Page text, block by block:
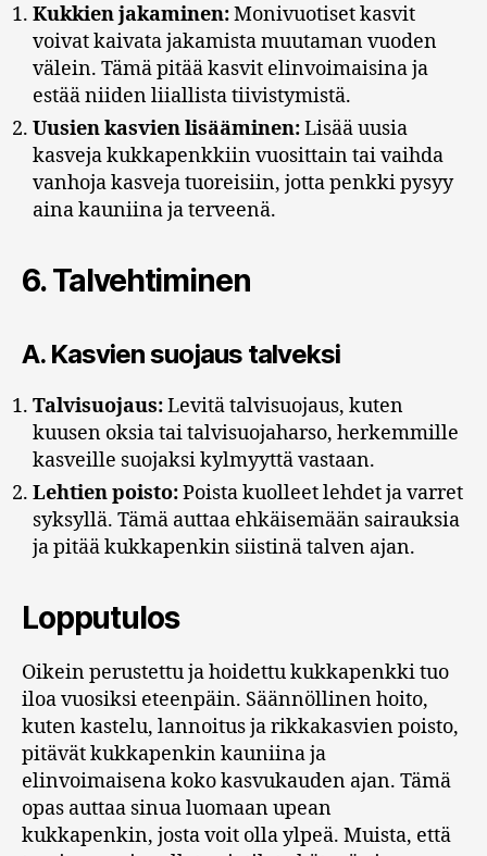
Kukkien jakaminen:Monivuotiset kasvit
voivat kaivata jakamista muutaman vuoden
välein. Tämä pitää kasvit elinvoimaisina ja
estää niiden liiallista tiivistymistä.
Uusien kasvien lisääminen:Lisää uusia
kasveja kukkapenkkiin vuosittain tai vaihda
vanhoja kasveja tuoreisiin, jotta penkki pysyy
aina kauniina ja terveenä.
6.Talvehtiminen
A. Kasvien suojaus talveksi
Talvisuojaus:Levitä talvisuojaus, kuten
kuusen oksia tai talvisuojaharso, herkemmille
kasveille suojaksi kylmyyttä vastaan.
Lehtien poisto:Poista kuolleet lehdet ja varret
syksyllä. Tämä auttaa ehkäisemään sairauksia
ja pitää kukkapenkin siistinä talven ajan.
Lopputulos
Oikein perustettu ja hoidettu kukkapenkki tuo
iloa vuosiksi eteenpäin. Säännöllinen hoito,
kuten kastelu, lannoitus ja rikkakasvien poisto,
pitävät kukkapenkin kauniina ja
elinvoimaisena koko kasvukauden ajan. Tämä
opas auttaa sinua luomaan upean
kukkapenkin, josta voit olla ylpeä. Muista, että